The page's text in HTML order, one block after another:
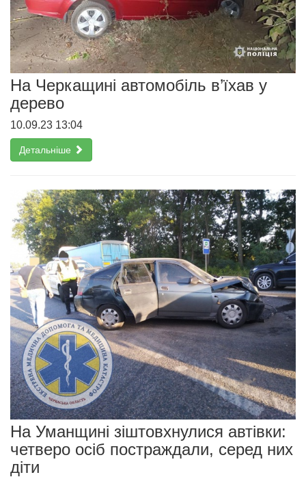
На Черкащині автомобіль в’їхав у
дерево
10.09.23 13:04
Детальніше
На Уманщині зіштовхнулися автівки:
четверо осіб постраждали, серед них
діти